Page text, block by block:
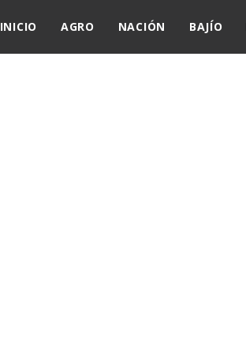
INICIO AGRO NACIÓN BAJÍO